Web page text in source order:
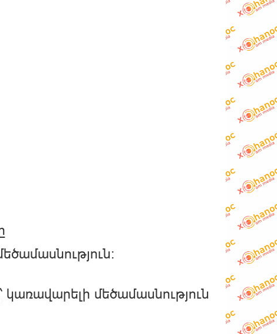
կառավարելի մեծամասնություն